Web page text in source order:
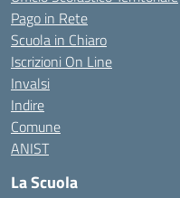
Pago in Rete
Scuola in Chiaro
Iscrizioni On Line
Invalsi
Indire
Comune
ANIST
La Scuola